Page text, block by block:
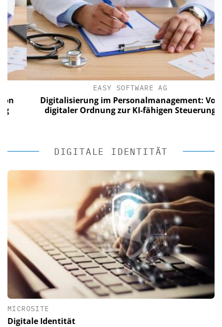
EASY SOFTWARE AG
Digitalisierung im Personalmanagement: Von
digitaler Ordnung zur KI-fähigen Steuerung
DIGITALE IDENTITÄT
MICROSITE
Digitale Identität